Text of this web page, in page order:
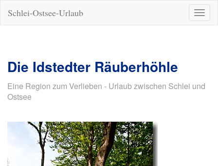
ein-/
Schlei-Ostsee-Urlaub
Die Idstedter Räuberhöhle
Eine Region zum Verlieben - Urlaub zwischen Schlei und
Ostsee